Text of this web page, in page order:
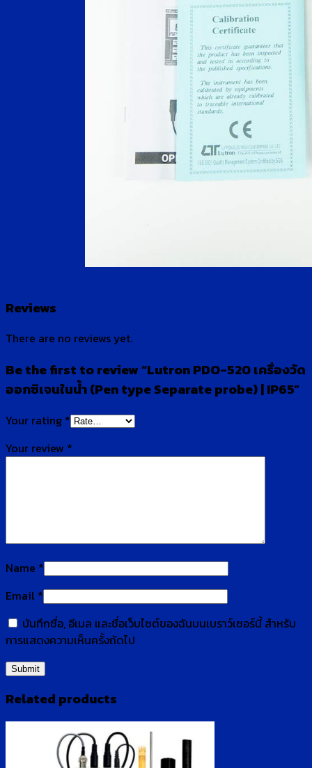
Reviews
There are no reviews yet.
Be the first to review “Lutron PDO-520 เครื่องวัด
ออกซิเจนในน้ำ (Pen type Separate probe) | IP65”
Your rating *
Your review *
Name *
Email *
บันทึกชื่อ, อีเมล และชื่อเว็บไซต์ของฉันบนเบราว์เซอร์นี้ สำหรับ
การแสดงความเห็นครั้งถัดไป
Related products